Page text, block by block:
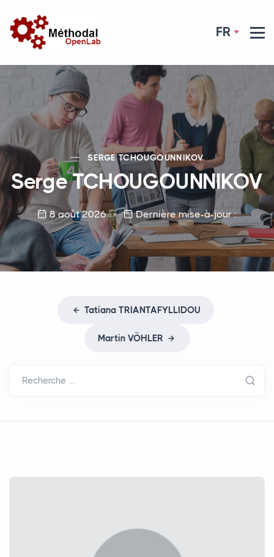
FR
SERGETCHOUGOUNNIKOV
SergeTCHOUGOUNNIKOV
8 août 2026 Dernière mise-à-jour :
Tatiana TRIANTAFYLLIDOU
Martin VÖHLER
Recherche …